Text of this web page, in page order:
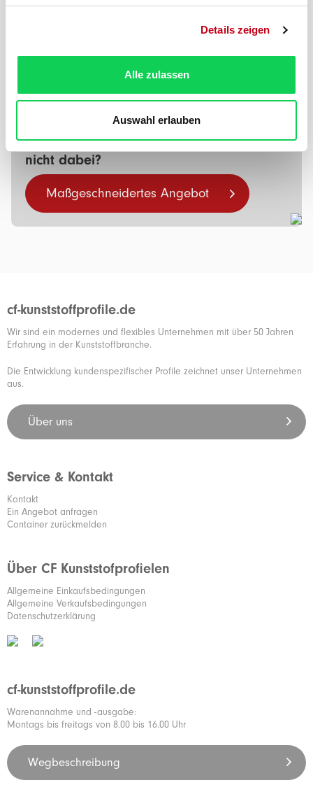
Details zeigen
Alle zulassen
Auswahl erlauben
Dieses Kunststoff-Kammerwinkelprofil wird hauptsächlich für
den Abschluss von Konstruktionsrahmen auf der
Laibungsseite verw…Mehr
Ist Ihr Produkt
nicht dabei?
Maßgeschneidertes Angebot
cf-kunststoffprofile.de
Wir sind ein modernes und flexibles Unternehmen mit über 50 Jahren
Erfahrung in der Kunststoffbranche.
Die Entwicklung kundenspezifischer Profile zeichnet unser Unternehmen
aus.
Über uns
Service & Kontakt
Kontakt
Ein Angebot anfragen
Container zurückmelden
Über CF Kunststofprofielen
Allgemeine Einkaufsbedingungen
Allgemeine Verkaufsbedingungen
Datenschutzerklärung
cf-kunststoffprofile.de
Warenannahme und -ausgabe:
Montags bis freitags von 8.00 bis 16.00 Uhr
Wegbeschreibung